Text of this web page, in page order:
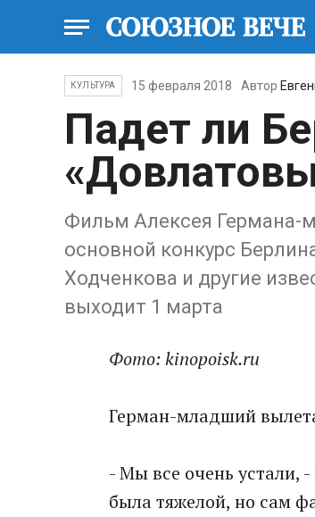
КУЛЬТУРА 15 февраля 2018 Автор
Падет ли
Фильм Алексея Германа-
основной конкурс
Ходченкова и другие
выходит 1 марта
Фото: kinopoisk.ru
Герман-младший
- Мы все очень устали,
была тяжелой, но сам